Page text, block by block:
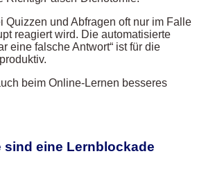
Quizzen und Abfragen oft nur im Falle
reagiert wird. Die automatisierte
eine falsche Antwort“ ist für die
beim Online-Lernen besseres
sind eine Lernblockade